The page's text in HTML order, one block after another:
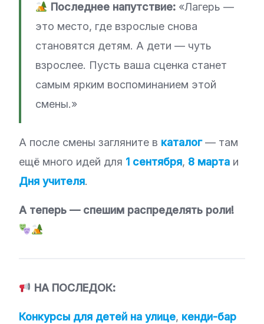
Последнее напутствие:«Лагерь —
это место, где взрослые снова
становятся детям. А дети — чуть
взрослее. Пусть ваша сценка станет
самым ярким воспоминанием этой
смены.»
А после смены загляните в каталог— там
ещё много идей для 1 сентября, 8 марта и
Дня учителя.
А теперь — спешим распределять роли!
НА ПОСЛЕДОК:
Конкурсы для детей на улице, кенди-бар